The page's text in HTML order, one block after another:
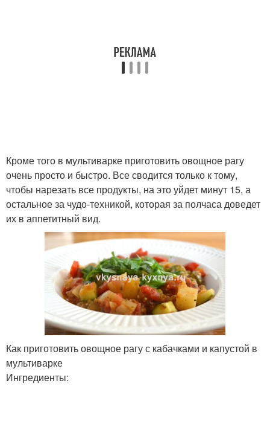
Капуста в духовке
Запеканки из цветной
капусты
Капусты с кабачками
Блюда из цветной
капусты
Оладьи из цветной
капусты
Кроме того в мультиварке приготовить овощное рагу
очень просто и быстро. Все сводится только к тому,
чтобы нарезать все продукты, на это уйдет минут 15, а
остальное за чудо-техникой, которая за полчаса доведет
их в аппетитный вид.
Как приготовить овощное рагу с кабачками и капустой в
мультиварке
Ингредиенты: